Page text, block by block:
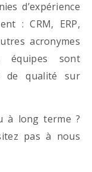
d’expérience
: CRM, ERP,
acronymes
équipes sont
de qualité sur
à long terme ?
pas à nous